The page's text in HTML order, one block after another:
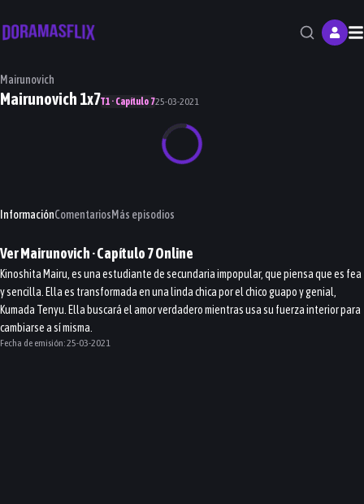
Mairunovich
Mairunovich 1x7T1 · Capítulo 725-03-2021
InformaciónComentariosMás episodios
VerMairunovich· Capítulo7Online
Kinoshita Mairu, es una estudiante de secundaria impopular, que piensa que es fea
y sencilla. Ella es transformada en una linda chica por el chico guapo y genial,
Kumada Tenyu. Ella buscará el amor verdadero mientras usa su fuerza interior para
cambiarse a sí misma.
Fecha de emisión:25-03-2021